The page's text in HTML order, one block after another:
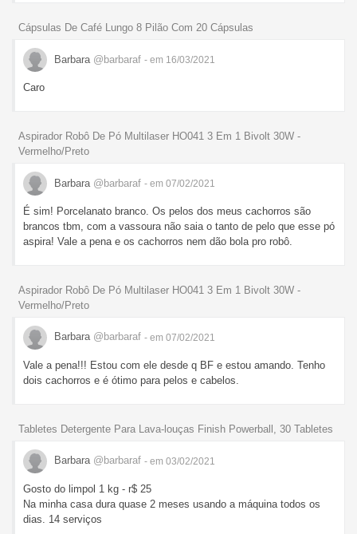
Cápsulas De Café Lungo 8 Pilão Com 20 Cápsulas
Barbara @barbaraf - em 16/03/2021
Caro
Aspirador Robô De Pó Multilaser HO041 3 Em 1 Bivolt 30W -
Vermelho/Preto
Barbara @barbaraf - em 07/02/2021
É sim! Porcelanato branco. Os pelos dos meus cachorros são
brancos tbm, com a vassoura não saia o tanto de pelo que esse pó
aspira! Vale a pena e os cachorros nem dão bola pro robô.
Aspirador Robô De Pó Multilaser HO041 3 Em 1 Bivolt 30W -
Vermelho/Preto
Barbara @barbaraf - em 07/02/2021
Vale a pena!!! Estou com ele desde q BF e estou amando. Tenho
dois cachorros e é ótimo para pelos e cabelos.
Tabletes Detergente Para Lava-louças Finish Powerball, 30 Tabletes
Barbara @barbaraf - em 03/02/2021
Gosto do limpol 1 kg - r$ 25
Na minha casa dura quase 2 meses usando a máquina todos os
dias. 14 serviços